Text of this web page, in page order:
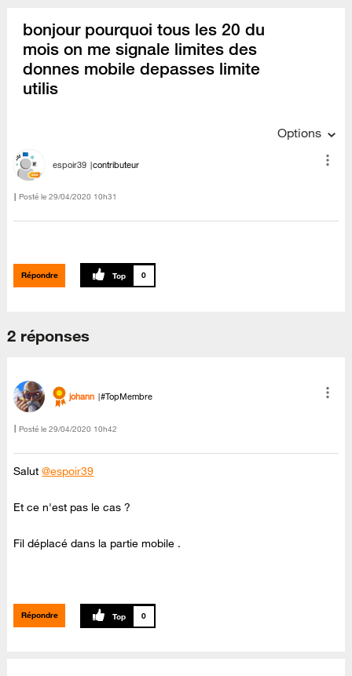
bonjour pourquoi tous les 20 du
mois on me signale limites des
donnes mobile depasses limite
utilis
Options
espoir39 contributeur
Posté le ‎29/04/2020 10h31
Répondre 0
2 réponses
johann #TopMembre
Posté le ‎29/04/2020 10h42
Salut@espoir39
Et ce n'est pas le cas ?
Fil déplacé dans la partie mobile .
Répondre 0